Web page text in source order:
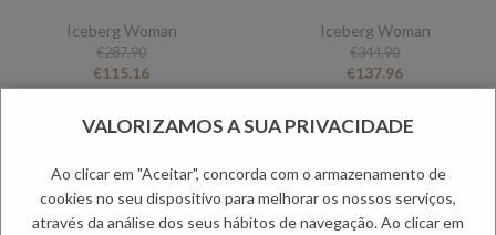
Iceberg Woman
€287.90
€115.16
Iceberg Woman
€344.90
€137.96
-60%
VALORIZAMOS A SUA PRIVACIDADE
Ao clicar em "Aceitar", concorda com o armazenamento de
cookies no seu dispositivo para melhorar os nossos serviços,
através da análise dos seus hábitos de navegação. Ao clicar em